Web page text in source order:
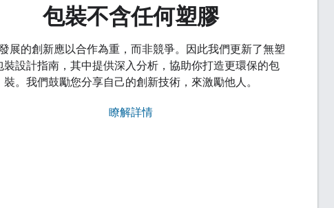
包裝不含任何塑膠
展的創新應以合作為重，而非競爭。因此我們更新了無塑
裝設計指南，其中提供深入分析，協助你打造更環保的包
裝。我們鼓勵您分享自己的創新技術，來激勵他人。
瞭解詳情